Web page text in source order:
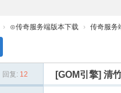
› ⊙传奇服务端版本下载 › 传奇服务
回复: 12 [GOM引擎] 清